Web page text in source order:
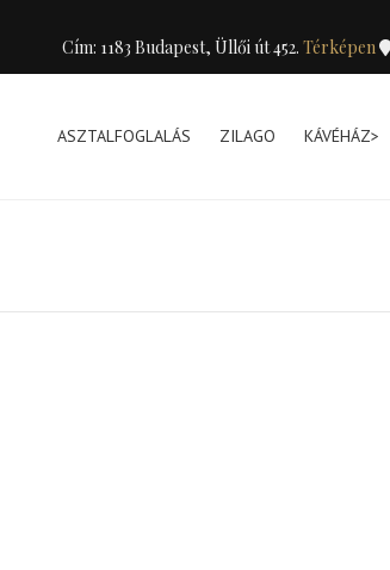
Cím: 1183 Budapest, Üllői út 452. Térképen
ASZTALFOGLALÁS ZILAGO KÁVÉHÁZ>